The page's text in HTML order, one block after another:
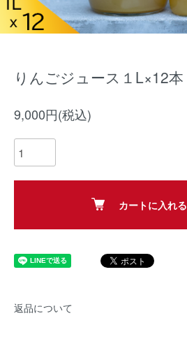
りんごジュース１L×12本
9,000円(税込)
カートに入れる
返品について